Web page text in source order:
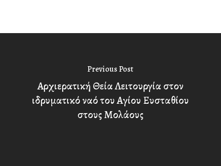
Previous Post
Αρχιερατική Θεία Λειτουργία στον
ιδρυματικό ναό του Αγίου Ευσταθίου
στους Μολάους